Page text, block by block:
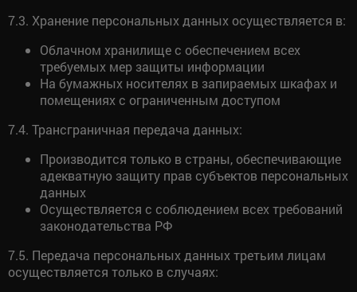
7.3. Хранение персональных данных осуществляется в:
Облачном хранилище с обеспечением всех
требуемых мер защиты информации
На бумажных носителях в запираемых шкафах и
помещениях с ограниченным доступом
7.4. Трансграничная передача данных:
Производится только в страны, обеспечивающие
адекватную защиту прав субъектов персональных
данных
Осуществляется с соблюдением всех требований
законодательства РФ
7.5. Передача персональных данных третьим лицам
осуществляется только в случаях: